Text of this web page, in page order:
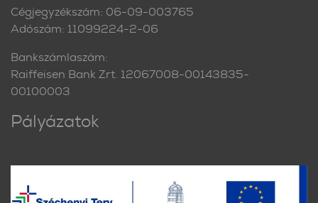
Cégjegyzékszám: 06-09-003765
Adószám: 11099224-2-06
Bankszámlaszám:
Raiffeisen Bank Zrt. 12067008-00143835-
00100003
Pályázatok